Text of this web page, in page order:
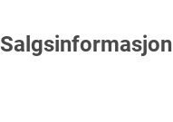
Salgsinformasjon